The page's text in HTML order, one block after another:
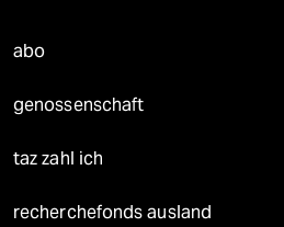
abo
genossenschaft
taz zahl ich
recherchefonds ausland